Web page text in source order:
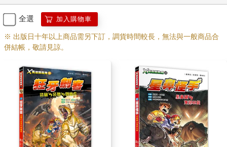
全選 加入購物車
※ 出版日十年以上商品需另下訂，調貨時間較長，無法與一般商品合
併結帳，敬請見諒。